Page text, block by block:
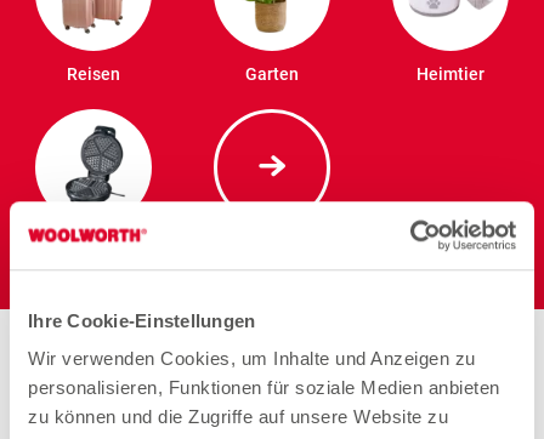
Ihre Cookie-Einstellungen
Wir verwenden Cookies, um Inhalte und Anzeigen zu
personalisieren, Funktionen für soziale Medien anbieten
zu können und die Zugriffe auf unsere Website zu
Reisen Garten Heimtier
Elektro
Arbeiten bei Woolworth –